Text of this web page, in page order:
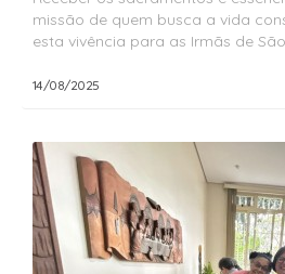
missão de quem busca a vida
esta vivência para as Irmãs de
14/08/2025